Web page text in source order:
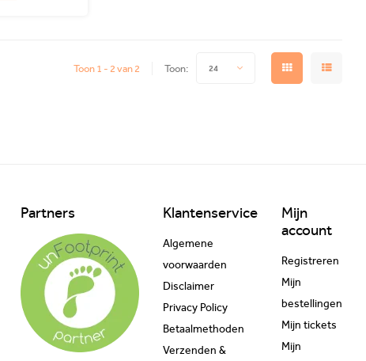
Toon 1 - 2 van 2 Toon: 24
Partners Klantenservice
Algemene
voorwaarden
Disclaimer
Privacy Policy
Betaalmethoden
Verzenden &
Mijn
account
Registreren
Mijn
bestellingen
Mijn tickets
Mijn